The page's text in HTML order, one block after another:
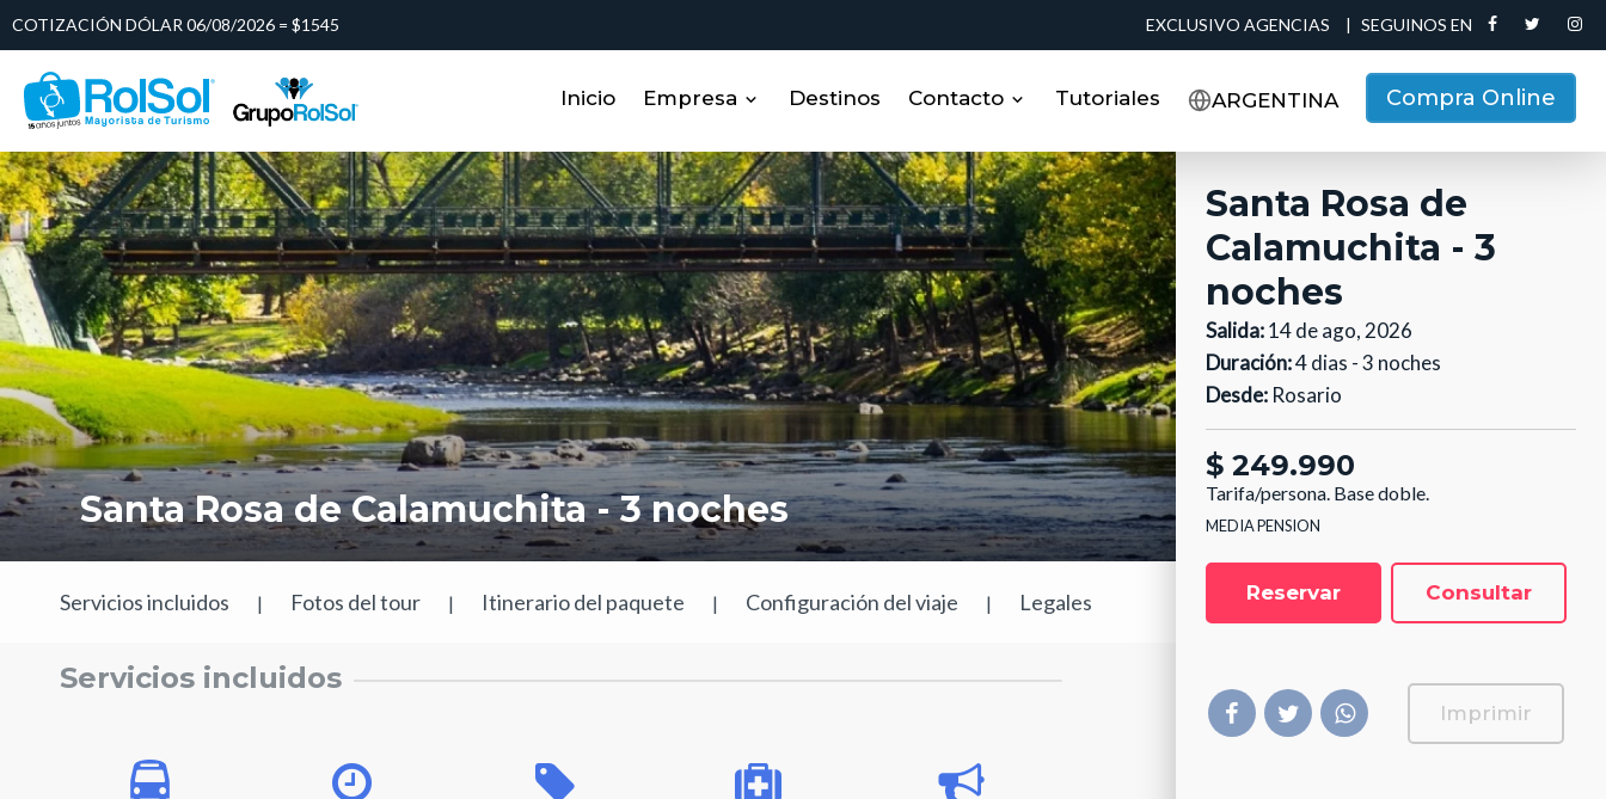
COTIZACIÓN DÓLAR 06/08/2026 = $1545 EXCLUSIVO AGENCIAS | SEGUINOS EN
Inicio Empresa
Sobre nosotros
Miembros
Destinos Contacto
Contacto
RRHH
Tutoriales ARGENTINA Compra Online
Santa Rosa de Calamuchita - 3 noches
Servicios incluidos | Fotos del tour | Itinerario del paquete | Configuración del viaje | Legales
Servicios incluidos
Santa Rosa de
Calamuchita - 3
noches
Salida:14 de ago, 2026
Duración:4 dias - 3 noches
Desde: Rosario
$ 249.990
Tarifa/persona. Base doble.
MEDIA PENSION
Reservar Consultar
Imprimir